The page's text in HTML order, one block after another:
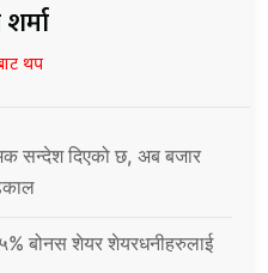
थप
सन्देश दिएको छ, अब बजार
बोनस शेयर शेयरधनीहरुलाई